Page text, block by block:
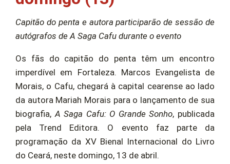
Capitão do penta e autora participarão de sessão de
autógrafos de A Saga Cafu durante o evento
Os fãs do capitão do penta têm um encontro
imperdível em Fortaleza. Marcos Evangelista de
Morais, o Cafu, chegará à capital cearense ao lado
da autora Mariah Morais para o lançamento de sua
biografia,A Saga Cafu: O Grande Sonho, publicada
pela Trend Editora. O evento faz parte da
programação da XV Bienal Internacional do Livro
do Ceará, neste domingo, 13 de abril.